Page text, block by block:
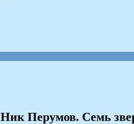
Ник Перумов. Семь